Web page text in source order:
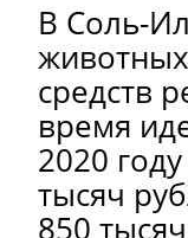
В Соль-
средств
время
2020
тысяч
850